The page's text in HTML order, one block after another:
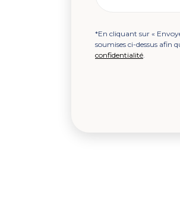
*En cliquant sur «
soumises ci-dessus afin
confidentialité.